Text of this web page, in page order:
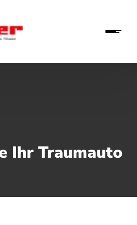
Ihr Traumauto